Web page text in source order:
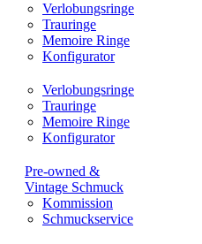
Verlobungsringe
Trauringe
Memoire Ringe
Konfigurator
Verlobungsringe
Trauringe
Memoire Ringe
Konfigurator
Pre-owned &
Vintage Schmuck
Kommission
Schmuckservice